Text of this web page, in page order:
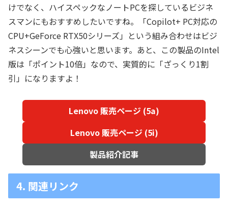
けでなく、ハイスペックなノートPCを探しているビジネ
スマンにもおすすめしたいですね。「Copilot+ PC対応の
CPU+GeForce RTX50シリーズ」という組み合わせはビジ
ネスシーンでも心強いと思います。あと、この製品のIntel
版は「ポイント10倍」なので、実質的に「ざっくり1割
引」になりますよ！
Lenovo 販売ページ (5a)
Lenovo 販売ページ (5i)
製品紹介記事
4. 関連リンク